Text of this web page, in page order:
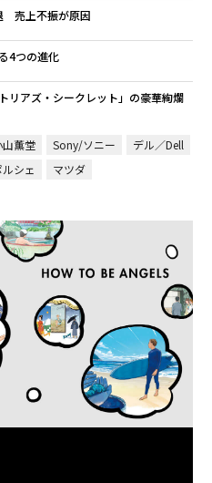
売上不振が原因
4つの進化
アズ・シークレット」の豪華絢爛
山薫堂 Sony/ソニー
デル／Dell
シェ マツダ